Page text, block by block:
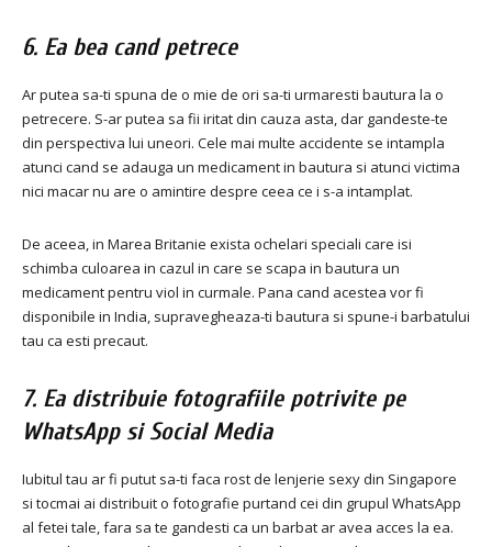
6. Ea bea cand petrece
Ar putea sa-ti spuna de o mie de ori sa-ti urmaresti bautura la o
petrecere. S-ar putea sa fii iritat din cauza asta, dar gandeste-te
din perspectiva lui uneori. Cele mai multe accidente se intampla
atunci cand se adauga un medicament in bautura si atunci victima
nici macar nu are o amintire despre ceea ce i s-a intamplat.
De aceea, in Marea Britanie exista ochelari speciali care isi
schimba culoarea in cazul in care se scapa in bautura un
medicament pentru viol in curmale. Pana cand acestea vor fi
disponibile in India, supravegheaza-ti bautura si spune-i barbatului
tau ca esti precaut.
7. Ea distribuie fotografiile potrivite pe
WhatsApp si Social Media
Iubitul tau ar fi putut sa-ti faca rost de lenjerie sexy din Singapore
si tocmai ai distribuit o fotografie purtand cei din grupul WhatsApp
al fetei tale, fara sa te gandesti ca un barbat ar avea acces la ea.